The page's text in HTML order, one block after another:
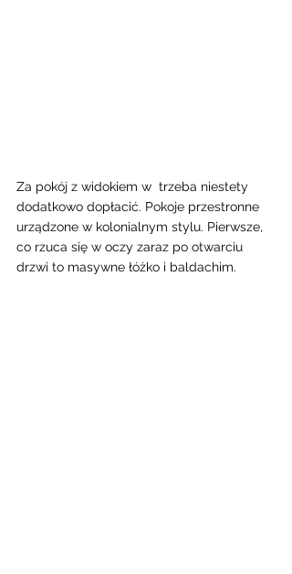
Za pokój z widokiem w  trzeba niestety
dodatkowo dopłacić. Pokoje przestronne
urządzone w kolonialnym stylu. Pierwsze,
co rzuca się w oczy zaraz po otwarciu
drzwi to masywne łóżko i baldachim.